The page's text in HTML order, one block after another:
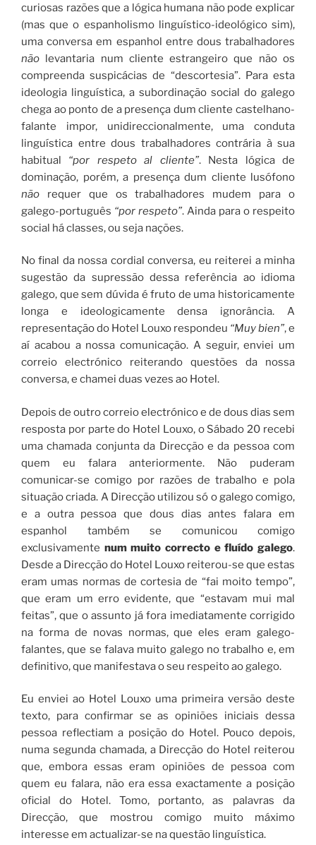
curiosas razões que a lógica humana não pode explicar
(mas que o espanholismo linguístico-ideológico sim),
uma conversa em espanhol entre dous trabalhadores
não levantaria num cliente estrangeiro que não os
compreenda suspicácias de “descortesia”. Para esta
ideologia linguística, a subordinação social do galego
chega ao ponto de a presença dum cliente castelhano-
falante impor, unidireccionalmente, uma conduta
linguística entre dous trabalhadores contrária à sua
habitual “por respeto al cliente”. Nesta lógica de
dominação, porém, a presença dum cliente lusófono
não requer que os trabalhadores mudem para o
galego-português “por respeto”. Ainda para o respeito
social há classes, ou seja nações.
No final da nossa cordial conversa, eu reiterei a minha
sugestão da supressão dessa referência ao idioma
galego, que sem dúvida é fruto de uma historicamente
longa e ideologicamente densa ignorância. A
representação do Hotel Louxo respondeu “Muy bien”, e
aí acabou a nossa comunicação. A seguir, enviei um
correio electrónico reiterando questões da nossa
conversa, e chamei duas vezes ao Hotel.
Depois de outro correio electrónico e de dous dias sem
resposta por parte do Hotel Louxo, o Sábado 20 recebi
uma chamada conjunta da Direcção e da pessoa com
quem eu falara anteriormente. Não puderam
comunicar-se comigo por razões de trabalho e pola
situação criada. A Direcção utilizou só o galego comigo,
e a outra pessoa que dous dias antes falara em
espanhol também se comunicou comigo
exclusivamente num muito correcto e fluído galego.
Desde a Direcção do Hotel Louxo reiterou-se que estas
eram umas normas de cortesia de “fai moito tempo”,
que eram um erro evidente, que “estavam mui mal
feitas”, que o assunto já fora imediatamente corrigido
na forma de novas normas, que eles eram galego-
falantes, que se falava muito galego no trabalho e, em
definitivo, que manifestava o seu respeito ao galego.
Eu enviei ao Hotel Louxo uma primeira versão deste
texto, para confirmar se as opiniões iniciais dessa
pessoa reflectiam a posição do Hotel. Pouco depois,
numa segunda chamada, a Direcção do Hotel reiterou
que, embora essas eram opiniões de pessoa com
quem eu falara, não era essa exactamente a posição
oficial do Hotel. Tomo, portanto, as palavras da
Direcção, que mostrou comigo muito máximo
interesse em actualizar-se na questão linguística.